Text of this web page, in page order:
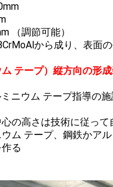
（調節可能）
から成り、表面
テープ）縦方向の形
ニウム テープ指導の
の高さは技術に従って
ム テープ、鋼鉄かア
る